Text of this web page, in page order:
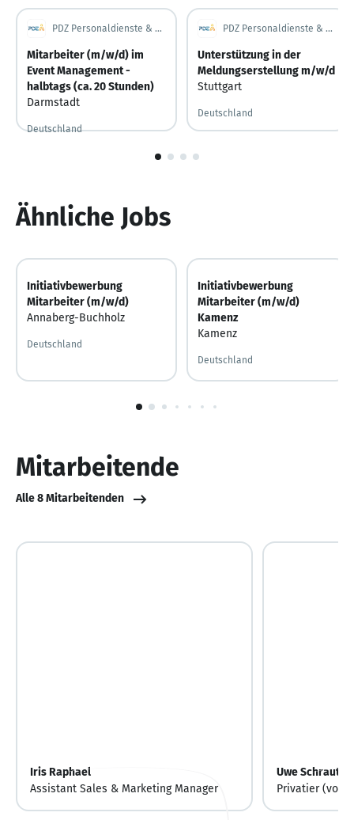
PDZ Personaldienste & Zeitarbeit GmbH
Mitarbeiter (m/w/d) im
Event Management -
halbtags (ca. 20 Stunden)
Darmstadt
Deutschland
PDZ Personaldienste & Zeitarbeit GmbH
Unterstützung in der
Meldungserstellung m/w/d
Stuttgart
Deutschland
Ähnliche Jobs
Initiativbewerbung
Mitarbeiter (m/w/d)
Annaberg-Buchholz
Deutschland
Initiativbewerbung
Mitarbeiter (m/w/d)
Kamenz
Kamenz
Deutschland
Mitarbeitende
Alle 8 Mitarbeitenden
Iris Raphael
Assistant Sales & Marketing Manager
Uwe Schrauth
Privatier